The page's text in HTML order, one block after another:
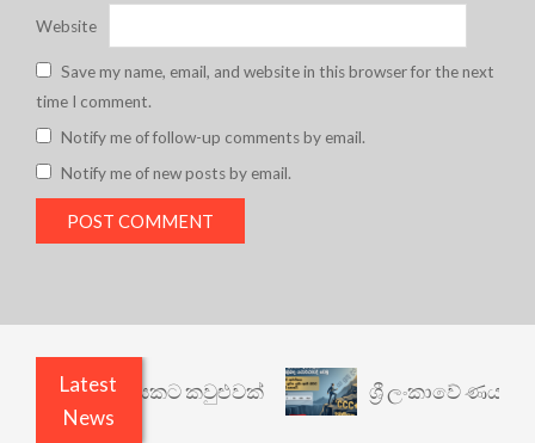
Website
Save my name, email, and website in this browser for the next
time I comment.
Notify me of follow-up comments by email.
Notify me of new posts by email.
Latest
News
යථාර්ථයකට කවුළුවක් ශ්‍රී ලංකාවේ ණය